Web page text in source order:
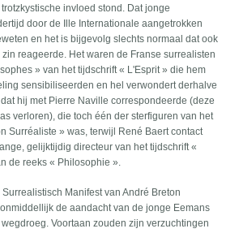
invloed stond. Dat jonge
door de Ille Internationale aangetrokken
en het is bijgevolg slechts normaal dat ook
reageerde. Het waren de Franse surrealisten
» van het tijdschrift « L'Esprit » die hem
sensibiliseerden en hel verwondert derhalve
hij met Pierre Naville correspondeerde (deze
verloren), die toch één der sterfiguren van het
Surréaliste » was, terwijl René Baert contact
gelijktijdig directeur van het tijdschrift «
de reeks « Philosophie ».
Surrealistisch Manifest van André Breton
de aandacht van de jonge Eemans
Voortaan zouden zijn verzuchtingen